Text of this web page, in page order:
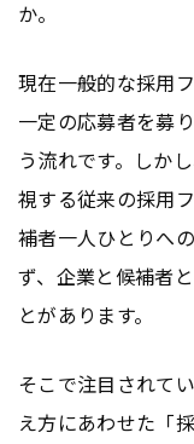
か。
現在一般的な採用
一定の応募者を募
う流れです。しか
視する従来の採用
補者一人ひとりへ
ず、企業と候補者
とがあります。
そこで注目されて
え方にあわせた「